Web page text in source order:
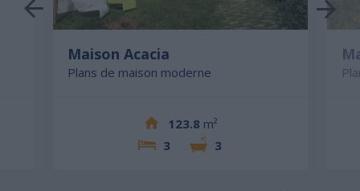
Maison Acacia
Plans de maison moderne
123.8 m²
3
3